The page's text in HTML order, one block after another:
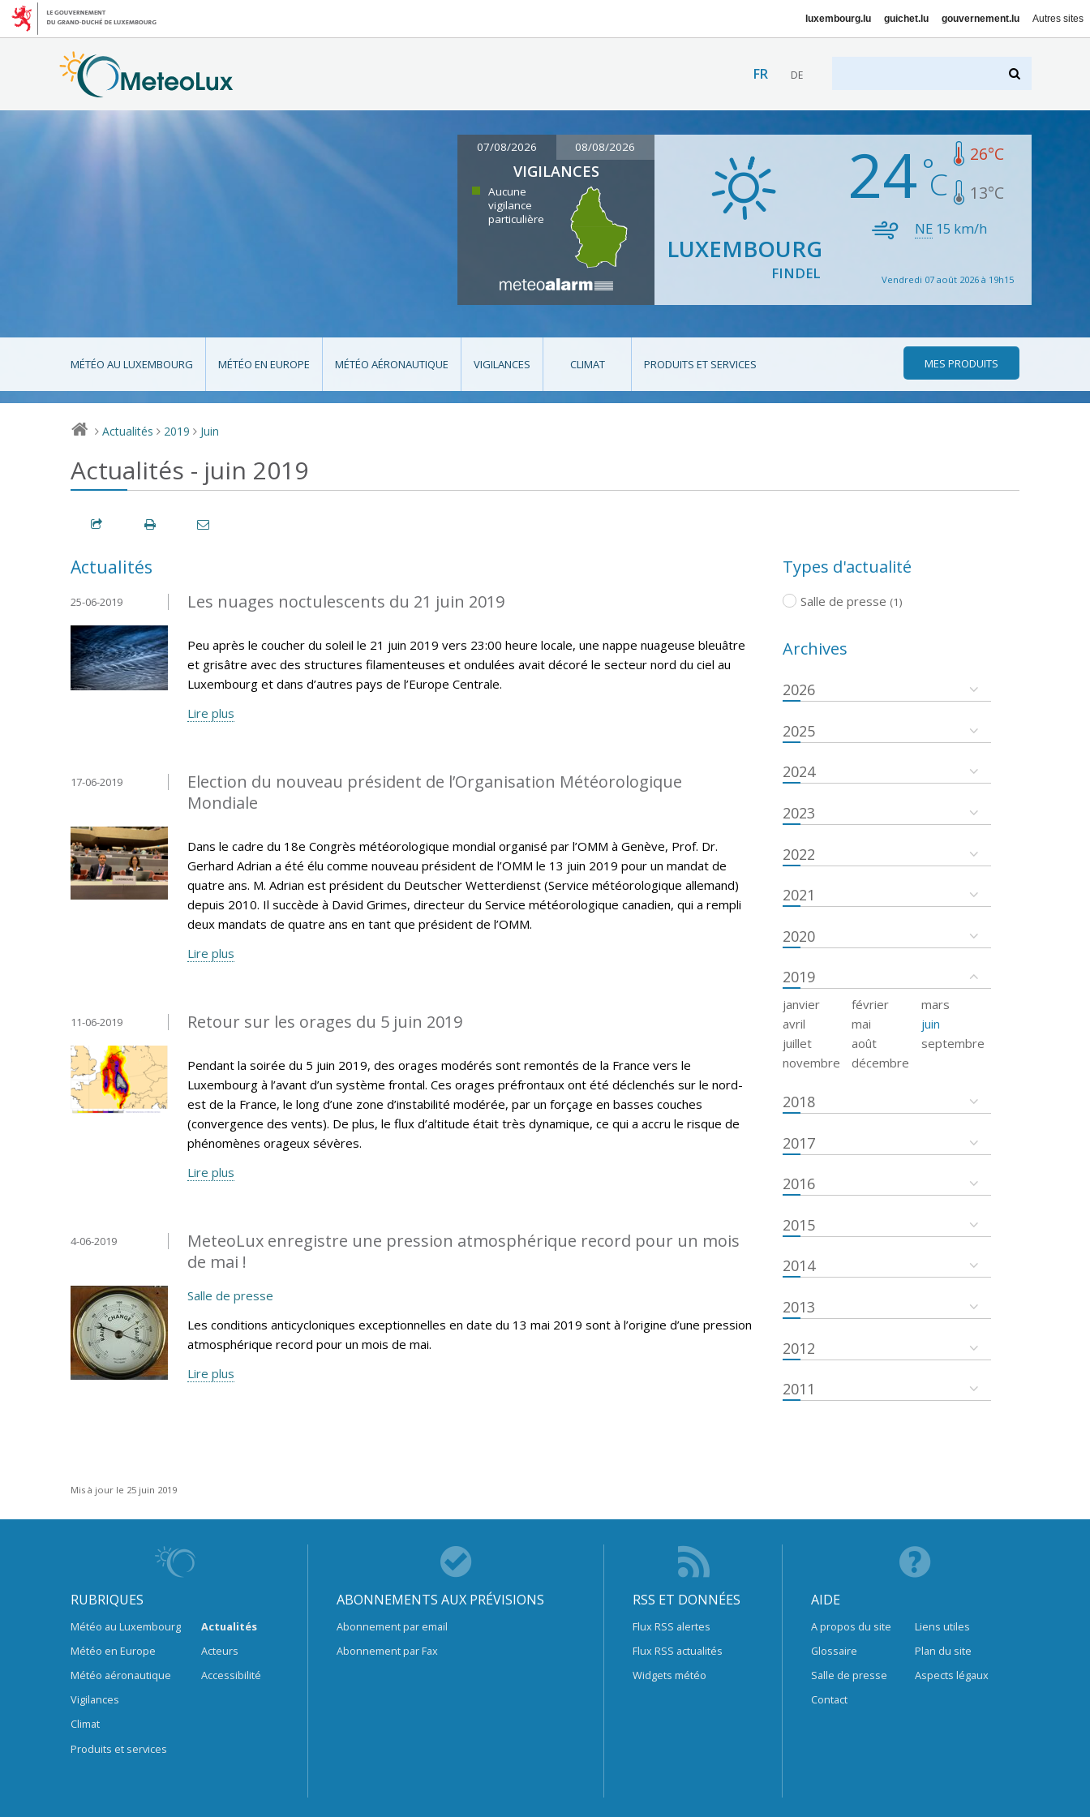
luxembourg.lu guichet.lu gouvernement.lu Autres sites
FR DE
07/08/2026 08/08/2026
VIGILANCES
Aucune
vigilance
particulière
LUXEMBOURG
FINDEL
24 26°C
13°C
NE 15 km/h
Vendredi 07 août 2026 à 19h15
MÉTÉO AU LUXEMBOURG MÉTÉO EN EUROPE MÉTÉO AÉRONAUTIQUE VIGILANCES CLIMAT PRODUITS ET SERVICES MES PRODUITS
> Actualités > 2019 > Juin
Actualités - juin 2019
Actualités
Les nuages noctulescents du 21 juin 2019
25-06-2019
Peu après le coucher du soleil le 21 juin 2019 vers 23:00 heure locale, une nappe nuageuse bleuâtre
et grisâtre avec des structures filamenteuses et ondulées avait décoré le secteur nord du ciel au
Luxembourg et dans d’autres pays de l’Europe Centrale.
Lire plus
Election du nouveau président de l’Organisation Météorologique
Mondiale
17-06-2019
Dans le cadre du 18e Congrès météorologique mondial organisé par l’OMM à Genève, Prof. Dr.
Gerhard Adrian a été élu comme nouveau président de l’OMM le 13 juin 2019 pour un mandat de
quatre ans. M. Adrian est président du Deutscher Wetterdienst (Service météorologique allemand)
depuis 2010. Il succède à David Grimes, directeur du Service météorologique canadien, qui a rempli
deux mandats de quatre ans en tant que président de l’OMM.
Lire plus
Retour sur les orages du 5 juin 2019
11-06-2019
Pendant la soirée du 5 juin 2019, des orages modérés sont remontés de la France vers le
Luxembourg à l’avant d’un système frontal. Ces orages préfrontaux ont été déclenchés sur le nord-
est de la France, le long d’une zone d’instabilité modérée, par un forçage en basses couches
(convergence des vents). De plus, le flux d’altitude était très dynamique, ce qui a accru le risque de
phénomènes orageux sévères.
Lire plus
MeteoLux enregistre une pression atmosphérique record pour un mois
de mai !
4-06-2019
Salle de presse
Les conditions anticycloniques exceptionnelles en date du 13 mai 2019 sont à l’origine d’une pression
atmosphérique record pour un mois de mai.
Lire plus
Types d'actualité
Salle de presse (1)
Archives
2026
2025
2024
2023
2022
2021
2020
2019
janvier février
mars
avril
mai
juin
juillet
août
septembre
novembre
décembre
2018
2017
2016
2015
2014
2013
2012
2011
Mis à jour le 25 juin 2019
RUBRIQUES
Météo au Luxembourg
Météo en Europe
Météo aéronautique
Vigilances
Climat
Produits et services
Actualités
Acteurs
Accessibilité
ABONNEMENTS AUX PRÉVISIONS
Abonnement par email
Abonnement par Fax
RSS ET DONNÉES
Flux RSS alertes
Flux RSS actualités
Widgets météo
AIDE
A propos du site
Glossaire
Salle de presse
Contact
Liens utiles
Plan du site
Aspects légaux